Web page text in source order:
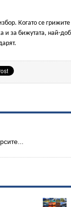
Когато се
и за бижутата, най-